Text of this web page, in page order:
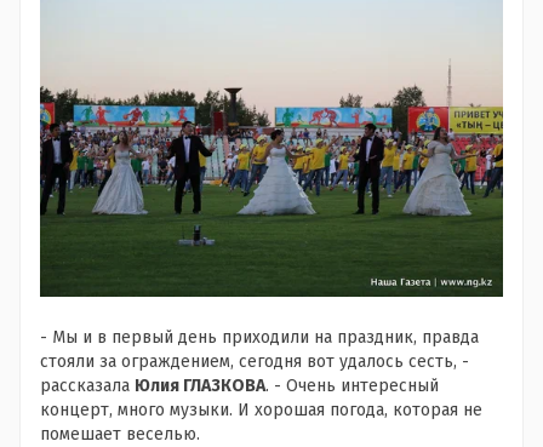
- Мы и в первый день приходили на праздник, правда
стояли за ограждением, сегодня вот удалось сесть, -
рассказала Юлия ГЛАЗКОВА. - Очень интересный
концерт, много музыки. И хорошая погода, которая не
помешает веселью.